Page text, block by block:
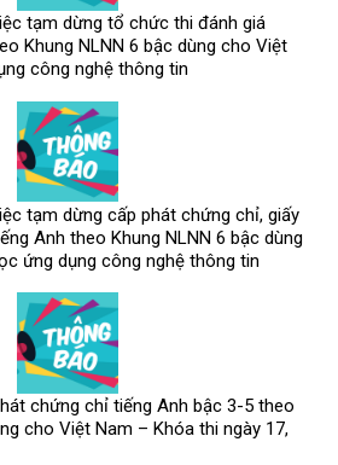
tạm dừng tổ chức thi đánh giá
Khung NLNN 6 bậc dùng cho Việt
công nghệ thông tin
tạm dừng cấp phát chứng chỉ, giấy
Anh theo Khung NLNN 6 bậc dùng
ứng dụng công nghệ thông tin
chứng chỉ tiếng Anh bậc 3-5 theo
cho Việt Nam – Khóa thi ngày 17,